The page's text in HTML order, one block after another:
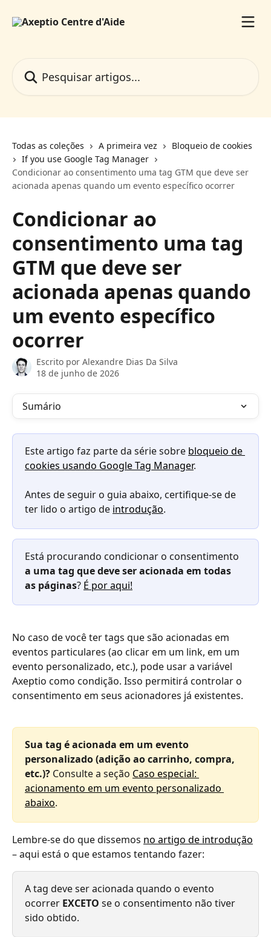
Todas as coleções A primeira vez
Bloqueio de cookies
If you use Google Tag Manager
Condicionar ao consentimento uma tag GTM que deve ser
acionada apenas quando um evento específico ocorrer
Condicionar ao
consentimento uma tag
GTM que deve ser
acionada apenas quando
um evento específico
ocorrer
Escrito por Alexandre Dias Da Silva
18 de junho de 2026
Sumário
Este artigo faz parte da série sobre bloqueio de
cookies usando Google Tag Manager.
Antes de seguir o guia abaixo, certifique-se de
ter lido o artigo de introdução.
Está procurando condicionar o consentimento
a uma tag que deve ser acionada em todas
as páginas? É por aqui!
No caso de você ter tags que são acionadas em
eventos particulares (ao clicar em um link, em um
evento personalizado, etc.), pode usar a variável
Axeptio como condição. Isso permitirá controlar o
consentimento em seus acionadores já existentes.
Sua tag é acionada em um evento
personalizado (adição ao carrinho, compra,
etc.)? Consulte a seção Caso especial:
acionamento em um evento personalizado
abaixo.
Lembre-se do que dissemos no artigo de introdução
– aqui está o que estamos tentando fazer:
A tag deve ser acionada quando o evento
ocorrer EXCETO se o consentimento não tiver
sido obtido.